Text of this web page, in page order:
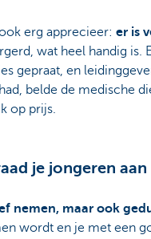
erg apprecieer: er is
wat heel handig
gepraat, en
belde de medische
op prijs.
je jongeren
nemen, maar ook
wordt en je met een